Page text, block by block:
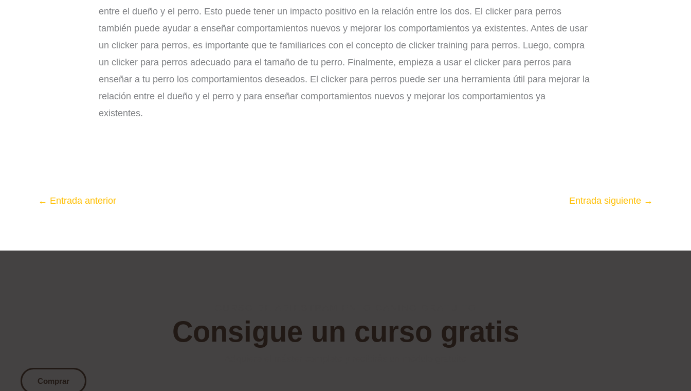
entre el dueño y el perro. Esto puede tener un impacto positivo en la relación entre los dos. El clicker para perros
también puede ayudar a enseñar comportamientos nuevos y mejorar los comportamientos ya existentes. Antes de usar
un clicker para perros, es importante que te familiarices con el concepto de clicker training para perros. Luego, compra
un clicker para perros adecuado para el tamaño de tu perro. Finalmente, empieza a usar el clicker para perros para
enseñar a tu perro los comportamientos deseados. El clicker para perros puede ser una herramienta útil para mejorar la
relación entre el dueño y el perro y para enseñar comportamientos nuevos y mejorar los comportamientos ya
existentes.
← Entrada anterior Entrada siguiente →
Consigue un curso gratis
Comprar